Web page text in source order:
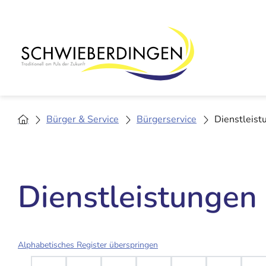
Bürger & Service Bürgerservice
Dienstleistungen
Alphabetisches Register überspringen